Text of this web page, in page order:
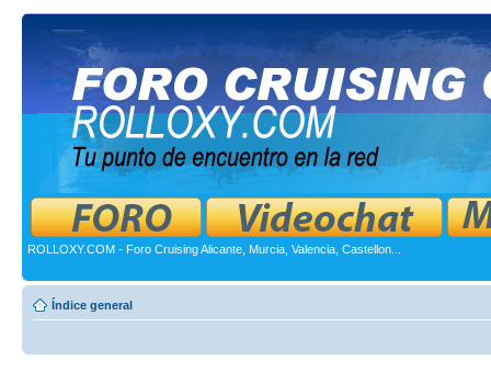
ROLLOXY.COM - Foro Cruising Alicante, Murcia, Valencia, Castellon...
Índice general